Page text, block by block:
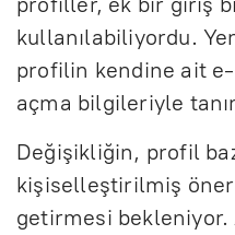
kullanılabiliyordu.
profilin kendine ait
açma bilgileriyle
Değişikliğin, profil
kişiselleştirilmiş
getirmesi bekleniyor.